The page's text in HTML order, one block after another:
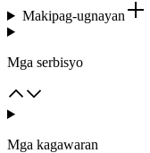
Makipag-ugnayan
Mga serbisyo
Mga kagawaran